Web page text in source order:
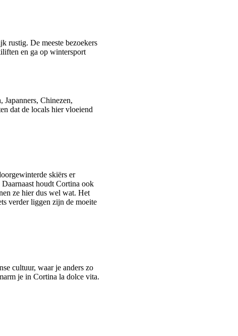
rustig. De meeste bezoekers
en ga op wintersport
Chinezen,
dat de locals hier vloeiend
skiërs er
houdt Cortina ook
ze hier dus wel wat. Het
verder liggen zijn de moeite
cultuur, waar je anders zo
je in Cortina la dolce vita.